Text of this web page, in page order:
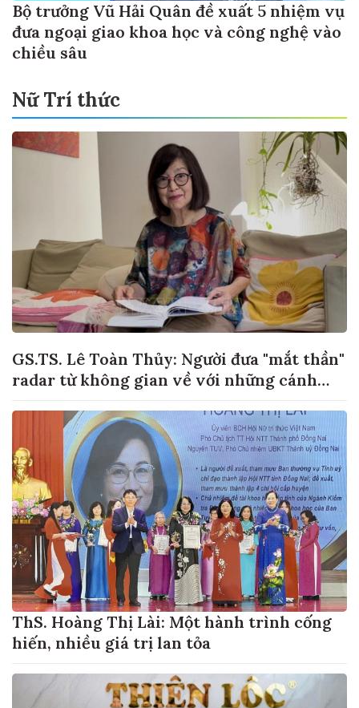
Bộ trưởng Vũ Hải Quân đề xuất 5 nhiệm vụ
đưa ngoại giao khoa học và công nghệ vào
chiều sâu
Nữ Trí thức
GS.TS. Lê Toàn Thủy: Người đưa "mắt thần"
radar từ không gian về với những cánh
ThS. Hoàng Thị Lài: Một hành trình cống
hiến, nhiều giá trị lan tỏa